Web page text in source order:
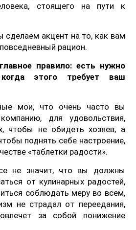
стоящего на пути к
сделаем акцент на то, как вам
рацион.
правило: есть нужно
этого требует ваш
мои, что очень часто вы
для удовольствия,
чтобы не обидеть хозяев, а
поднять себе настроение,
«таблетки радости».
не значит, что вы должны
от кулинарных радостей,
соблюдать меру во всем,
не страдал от переедания,
за собой понижение